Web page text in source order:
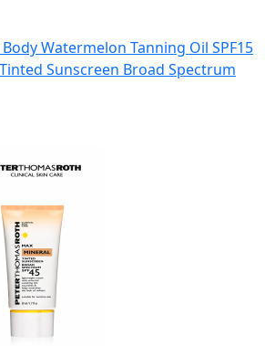
Watermelon Tanning Oil SPF15
Sunscreen Broad Spectrum